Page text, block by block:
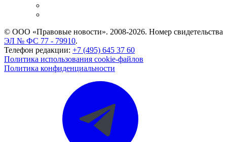
© ООО «Правовые новости». 2008-2026. Номер свидетельства
ЭЛ № ФС 77 - 79910.
Телефон редакции: +7 (495) 645 37 60
Политика использования cookie-файлов
Политика конфиденциальности